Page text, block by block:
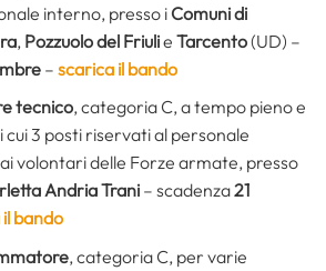
interno, presso i Comuni di
, Pozzuolo del Friulie Tarcento(UD) –
– scarica il bando
tecnico, categoria C, a tempo pieno e
3 posti riservati al personale
volontari delle Forze armate, presso
Andria Trani– scadenza21
bando
, categoria C, per varie